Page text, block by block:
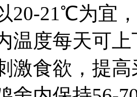
20-21℃为宜
温度每天可
激食欲，提